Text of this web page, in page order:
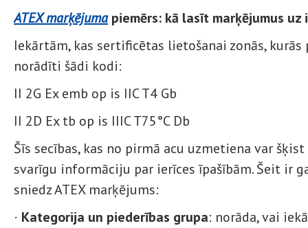
ATEX marķējumapiemērs: kā lasīt marķējumus uz
Iekārtām, kas sertificētas lietošanai zonās,
norādīti šādi kodi:
II 2G Ex emb op is IIC T4 Gb
II 2D Ex tb op is IIIC T75°C Db
Šīs secības, kas no pirmā acu uzmetiena var
svarīgu informāciju par ierīces īpašībām. Šeit ir
sniedz ATEX marķējums:
· Kategorija un piederības grupa: norāda, vai